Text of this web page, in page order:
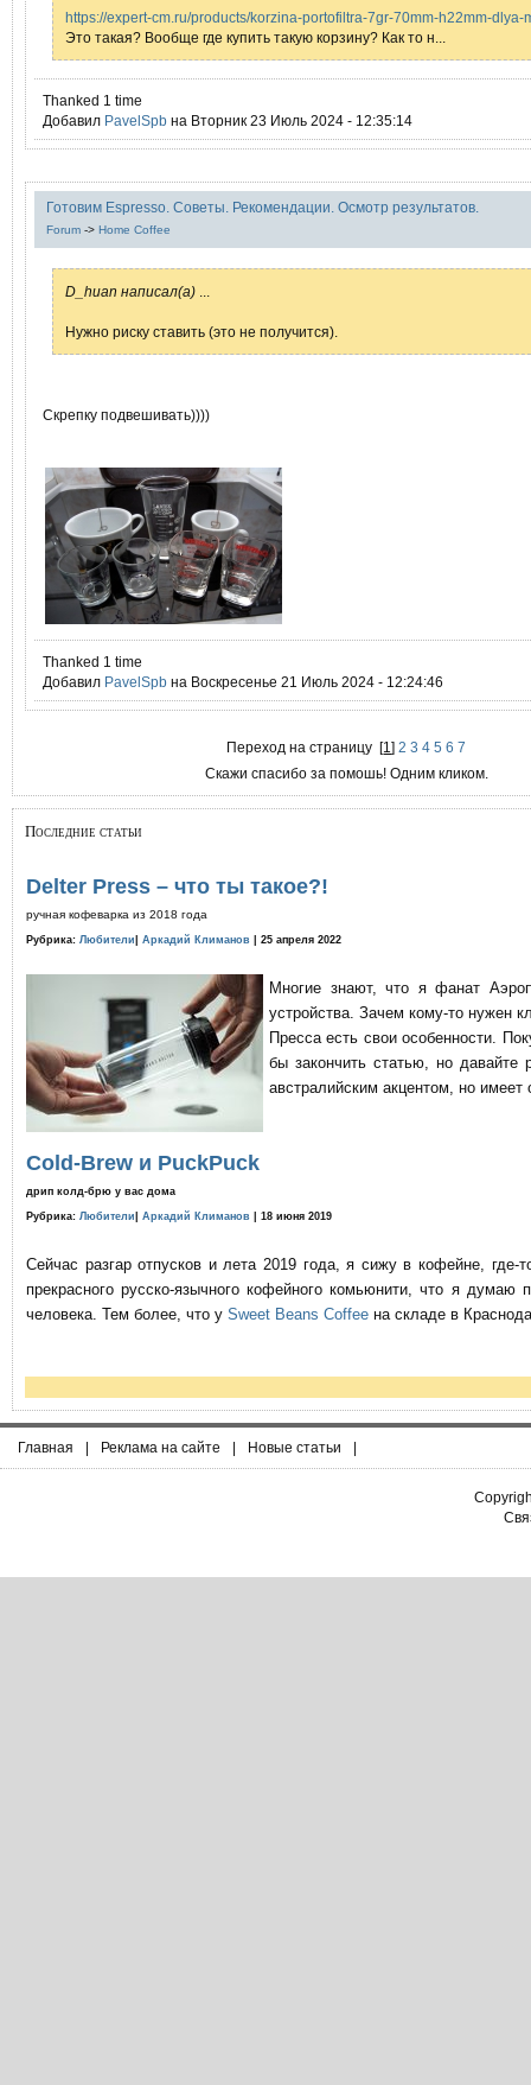
https://expert-cm.ru/products/korzina-portofiltra-7gr-70mm-h22mm-dlya-
Это такая? Вообще где купить такую корзину? Как то н...
Thanked 1 time
Добавил PavelSpb на Вторник 23 Июль 2024 - 12:35:14
Готовим Espresso. Советы. Рекомендации. Осмотр результатов.
Forum -> Home Coffee
D_huan написал(а)
Нужно риску ставить (это не получится).
Скрепку подвешивать))))
Thanked 1 time
Добавил PavelSpb на Воскресенье 21 Июль 2024 - 12:24:46
Переход на страницу[1]2 3 4 5 6 7
Скажи спасибо за помошь! Одним кликом.
Последние статьи
Delter Press – что ты такое?!
ручная кофеварка из 2018 года
Рубрика: Любители Аркадий Климанов | 25 апреля 2022
Многие знают, что я фанат
устройства. Зачем кому-то нужен
Пресса есть свои особенности.
бы закончить статью, но давайте
австралийским акцентом, но имеет
Cold-Brew и PuckPuck
дрип колд-брю у вас дома
Рубрика: Любители Аркадий Климанов | 18 июня 2019
Сейчас разгар отпусков и лета 2019 года, я сижу в кофейне,
прекрасного русско-язычного кофейного комьюнити, что я
человека. Тем более, что у Sweet Beans Coffee на складе в
Главная | Реклама на сайте | Новые статьи |